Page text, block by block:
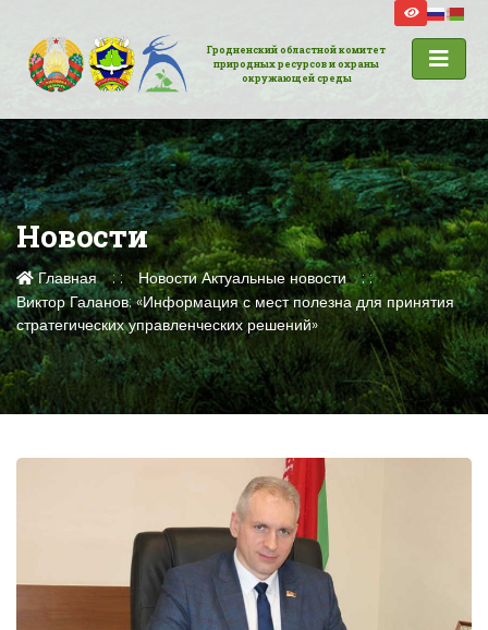
Гродненский областной комитет
природных ресурсов и охраны
окружающей среды
Новости
Главная Новости Актуальные новости
Виктор Галанов: «Информация с мест полезна для принятия
стратегических управленческих решений»